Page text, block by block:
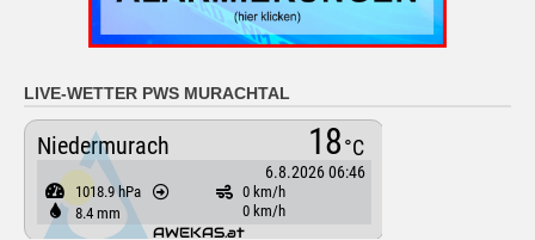
LIVE-WETTER PWS MURACHTAL